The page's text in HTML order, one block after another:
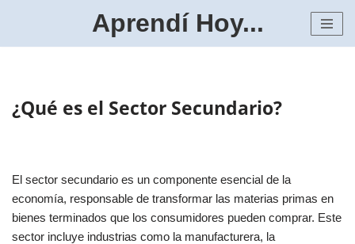
Aprendí Hoy...
¿Qué es el Sector Secundario?
El sector secundario es un componente esencial de la
economía, responsable de transformar las materias primas en
bienes terminados que los consumidores pueden comprar. Este
sector incluye industrias como la manufacturera, la